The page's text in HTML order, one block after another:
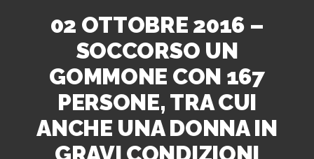
02 OTTOBRE 2016 –
SOCCORSO UN
GOMMONE CON 167
PERSONE, TRA CUI
ANCHE UNA DONNA IN
GRAVI CONDIZIONI